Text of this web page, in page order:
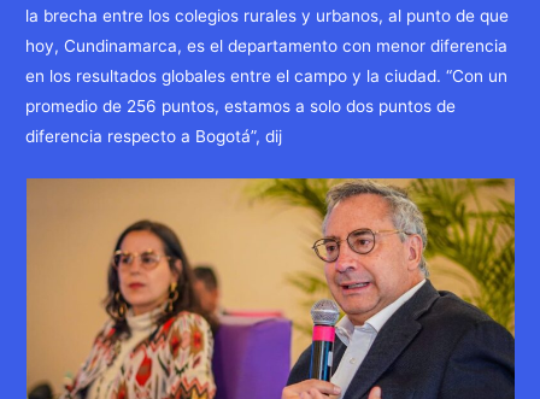
la brecha entre los colegios rurales y urbanos, al punto de que
hoy, Cundinamarca, es el departamento con menor diferencia
en los resultados globales entre el campo y la ciudad. “Con un
promedio de 256 puntos, estamos a solo dos puntos de
diferencia respecto a Bogotá”, dij